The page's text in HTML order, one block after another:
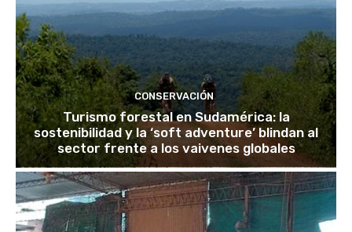
CONSERVACIÓN
Turismo forestal en Sudamérica: la
sostenibilidad y la ‘soft adventure’ blindan al
sector frente a los vaivenes globales